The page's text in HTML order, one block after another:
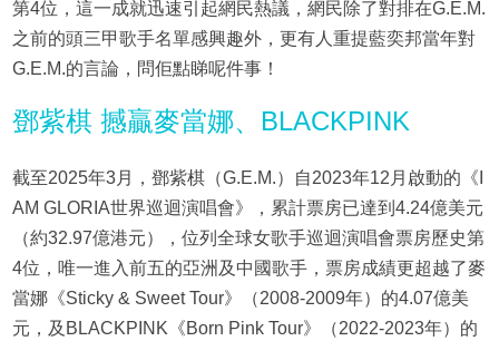
第4位，這一成就迅速引起網民熱議，網民除了對排在G.E.M.
之前的頭三甲歌手名單感興趣外，更有人重提藍奕邦當年對
G.E.M.的言論，問佢點睇呢件事！
鄧紫棋 撼贏麥當娜、BLACKPINK
截至2025年3月，鄧紫棋（G.E.M.）自2023年12月啟動的《I
AM GLORIA世界巡迴演唱會》，累計票房已達到4.24億美元
（約32.97億港元），位列全球女歌手巡迴演唱會票房歷史第
4位，唯一進入前五的亞洲及中國歌手，票房成績更超越了麥
當娜《Sticky & Sweet Tour》（2008-2009年）的4.07億美
元，及BLACKPINK《Born Pink Tour》（2022-2023年）的